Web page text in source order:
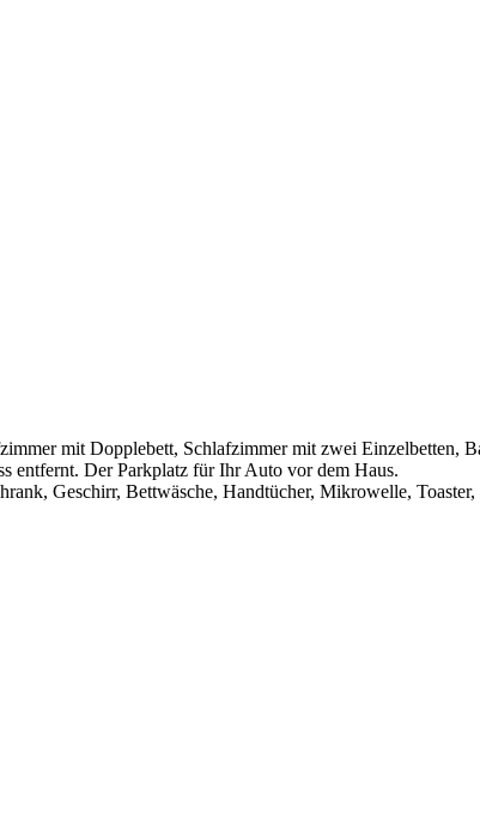
mit Dopplebett, Schlafzimmer mit zwei
entfernt. Der Parkplatz für Ihr Auto vor dem Haus.
Geschirr, Bettwäsche, Handtücher, Mikrowelle,